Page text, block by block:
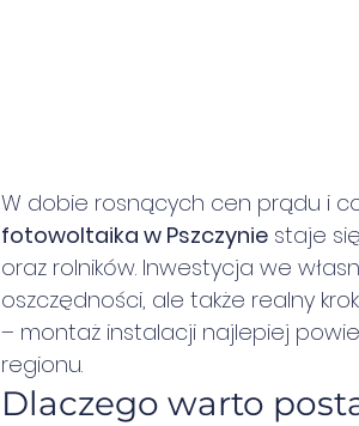
W dobie rosnących cen prądu i
fotowoltaika w Pszczynie staje
oraz rolników. Inwestycja we
oszczędności, ale także realny
– montaż instalacji najlepiej
regionu.
Dlaczego warto